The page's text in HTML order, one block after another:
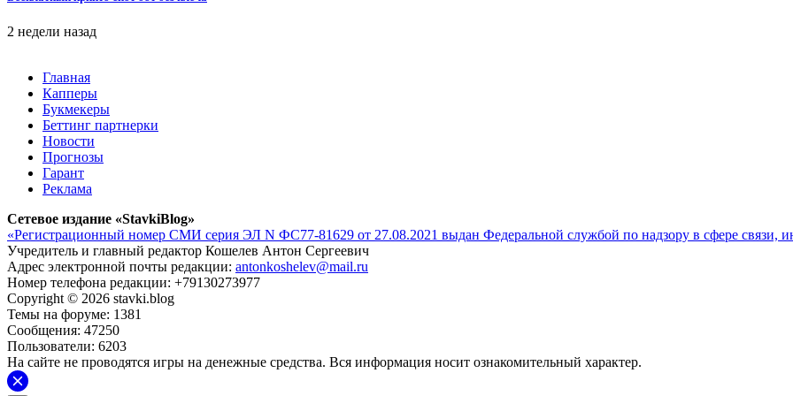
2 недели назад
Главная
Капперы
Букмекеры
Беттинг партнерки
Новости
Прогнозы
Гарант
Реклама
Сетевое издание «StavkiBlog»
«Регистрационный номер СМИ серия ЭЛ N ФС77-81629 от 27.08.2021 выдан Федеральной службой по надзору в сфере связи,
Учредитель и главный редактор Кошелев Антон Сергеевич
Адрес электронной почты редакции: antonkoshelev@mail.ru
Номер телефона редакции: +79130273977
Copyright © 2026 stavki.blog
Темы на форуме: 1381
Сообщения: 47250
Пользователи: 6203
На сайте не проводятся игры на денежные средства. Вся информация носит ознакомительный характер.